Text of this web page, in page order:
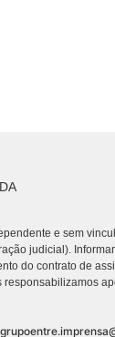
e sem
judicial).
do contrato de
responsabilizamos